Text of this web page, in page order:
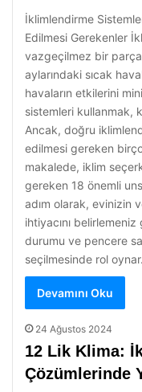
İklimlendirme
Edilmesi Gerekenler
vazgeçilmez bir
aylarındaki sıcak
havaların etkilerini
sistemleri kullanmak,
Ancak, doğru
edilmesi gereken
makalede, iklim
gereken 18 önemli
adım olarak, evinizin
ihtiyacını
durumu ve pencere
seçilmesinde rol
Devamını Oku
24 Ağustos 2024
12 Lik Klima:
Çözümlerinde